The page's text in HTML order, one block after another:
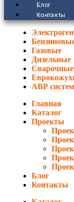
Блог
Контакты
Газовые
Дизельные
Сварочные
АВР
Главная
Каталог
Проекты
Блог
Контакты